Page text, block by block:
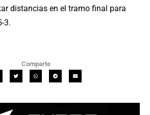
distancias en el tramo final para
3.
Comparte